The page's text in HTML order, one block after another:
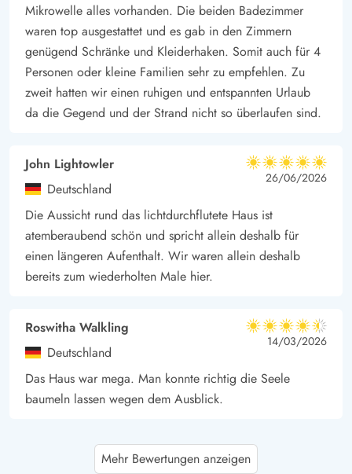
Mikrowelle alles vorhanden. Die beiden Badezimmer
waren top ausgestattet und es gab in den Zimmern
genügend Schränke und Kleiderhaken. Somit auch für 4
Personen oder kleine Familien sehr zu empfehlen. Zu
zweit hatten wir einen ruhigen und entspannten Urlaub
da die Gegend und der Strand nicht so überlaufen sind.
John Lightowler
Deutschland
5 von 5
5 von 5
5 out of 5
26/06/2026
Die Aussicht rund das lichtdurchflutete Haus ist
atemberaubend schön und spricht allein deshalb für
einen längeren Aufenthalt. Wir waren allein deshalb
bereits zum wiederholten Male hier.
Roswitha Walkling
Deutschland
4.5 von 5
4.5 von 5
4.5 out of 5
14/03/2026
Das Haus war mega. Man konnte richtig die Seele
baumeln lassen wegen dem Ausblick.
5 von 5
5 out of 5
Mehr Bewertungen anzeigen